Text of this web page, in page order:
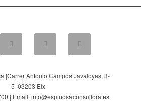
|Carrer Antonio Campos Javaloyes, 3-
5 |03203 Elx
| Email: info@espinosaconsultora.es